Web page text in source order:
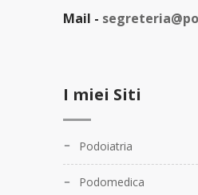
Mail -
I miei Siti
Podoiatria
Podomedica